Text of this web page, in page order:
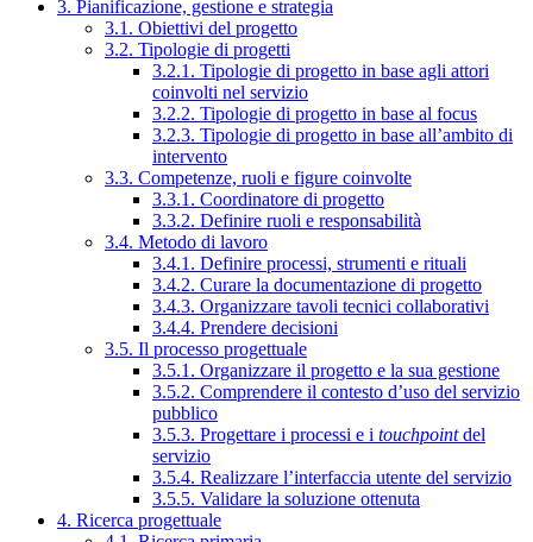
3. Pianificazione, gestione e strategia
3.1. Obiettivi del progetto
3.2. Tipologie di progetti
3.2.1. Tipologie di progetto in base agli attori
coinvolti nel servizio
3.2.2. Tipologie di progetto in base al focus
3.2.3. Tipologie di progetto in base all’ambito di
intervento
3.3. Competenze, ruoli e figure coinvolte
3.3.1. Coordinatore di progetto
3.3.2. Definire ruoli e responsabilità
3.4. Metodo di lavoro
3.4.1. Definire processi, strumenti e rituali
3.4.2. Curare la documentazione di progetto
3.4.3. Organizzare tavoli tecnici collaborativi
3.4.4. Prendere decisioni
3.5. Il processo progettuale
3.5.1. Organizzare il progetto e la sua gestione
3.5.2. Comprendere il contesto d’uso del servizio
pubblico
3.5.3. Progettare i processi e i touchpointdel
servizio
3.5.4. Realizzare l’interfaccia utente del servizio
3.5.5. Validare la soluzione ottenuta
4. Ricerca progettuale